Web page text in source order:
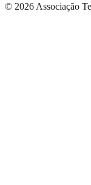
© 2026 Associação